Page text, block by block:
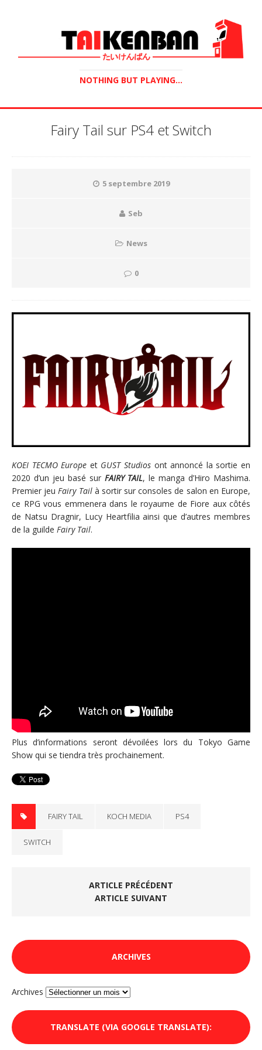
NOTHING BUT PLAYING...
Fairy Tail sur PS4 et Switch
5 septembre 2019
Seb
News
0
KOEI TECMO Europe et GUST Studios ont annoncé la sortie en
2020 d’un jeu basé sur FAIRY TAIL, le manga d’Hiro Mashima.
Premier jeu Fairy Tailà sortir sur consoles de salon en Europe,
ce RPG vous emmenera dans le royaume de Fiore aux côtés
de Natsu Dragnir, Lucy Heartfilia ainsi que d’autres membres
de la guilde Fairy Tail.
Plus d’informations seront dévoilées lors du Tokyo Game
Show qui se tiendra très prochainement.
FAIRY TAIL KOCH MEDIA PS4
SWITCH
ARTICLE PRÉCÉDENT
ARTICLE SUIVANT
ARCHIVES
Archives
TRANSLATE (VIA GOOGLE TRANSLATE):